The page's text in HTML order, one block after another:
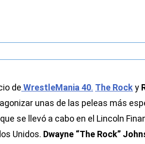
de WrestleMania 40. The Rocky
unas de las peleas más
se llevó a cabo en el Lincoln
Unidos. Dwayne “The Rock”